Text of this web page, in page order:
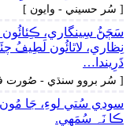
[ سُر حسيني - وايون ]
سَڄَڻُ سِينگاري، ڪِئائُون
نِظاري، لاٿائُون لَطِيفُ
ڌَرِيندا…
[ سُر بروو سنڌي - صُورت
سوڍي سُتي لوءِ، جَا
ڪا نَہ سُمَهي.